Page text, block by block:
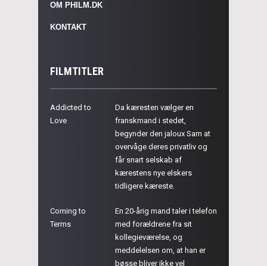
OM PHILM.DK
KONTAKT
FILMTITLER
Addicted to
Love
Da kæresten vælger en
franskmand i stedet,
begynder den jaloux Sam at
overvåge deres privatliv og
får snart selskab af
kærestens nye elskers
tidligere kæreste.
Coming to
Terms
En 20-årig mand taler i telefon
med forældrene fra sit
kollegieværelse, og
meddelelsen om, at han er
bøsse bliver ikke vel